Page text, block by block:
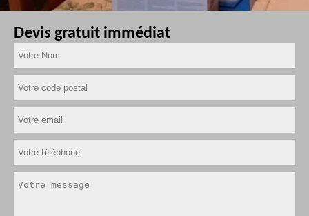
Devis gratuit immédiat